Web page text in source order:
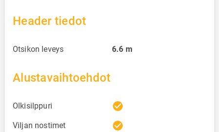
Header tiedot
Otsikon leveys 6.6 m
Alustavaihtoehdot
Olkisilppuri check_circle
Viljan nostimet check_circle